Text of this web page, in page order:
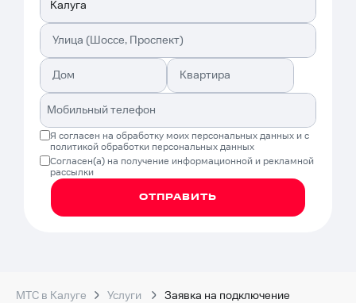
Я согласен на обработку моих персональных данных и с
политикой обработки персональных данных
Согласен(а) на получение информационной и рекламной
рассылки
ОТПРАВИТЬ
МТС в Калуге Услуги Заявка на подключение